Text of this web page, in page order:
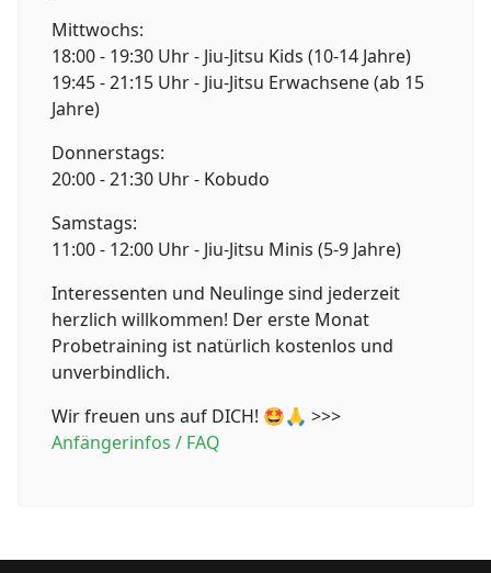
Mittwochs:
18:00 - 19:30 Uhr - Jiu-Jitsu Kids (10-14 Jahre)
19:45 - 21:15 Uhr - Jiu-Jitsu Erwachsene (ab 15
Jahre)
Donnerstags:
20:00 - 21:30 Uhr - Kobudo
Samstags:
11:00 - 12:00 Uhr - Jiu-Jitsu Minis (5-9 Jahre)
Interessenten und Neulinge sind jederzeit
herzlich willkommen! Der erste Monat
Probetraining ist natürlich kostenlos und
unverbindlich.
Wir freuen uns auf DICH! 🤩🙏 >>>
Anfängerinfos / FAQ